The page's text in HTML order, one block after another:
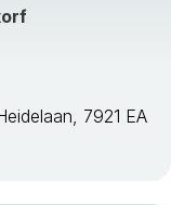
7921 EA